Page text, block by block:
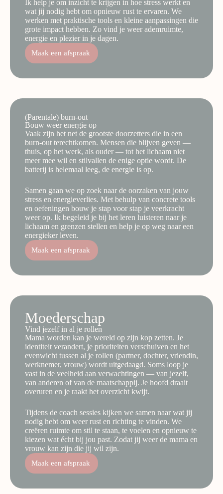
Ik help je om inzicht te krijgen in hoe stress werkt en
wat jij nodig hebt om opnieuw rust te ervaren. We
werken met praktische tools en kleine aanpassingen die
grote impact hebben. Zo vind je weer ademruimte,
energie en plezier in je dagen.
Maak een afspraak
(Parentale) burn-out​
Bouw weer energie op​
Vaak zijn het net de grootste doorzetters die in een
burn-out terechtkomen. Mensen die blijven geven —
thuis, op het werk, als ouder — tot het lichaam niet
meer mee wil en stilvallen de enige optie wordt. De
batterij is helemaal leeg, de energie is op.
Samen gaan we op zoek naar de oorzaken van jouw
stress en energieverlies. Met behulp van concrete tools
en oefeningen bouw je stap voor stap je veerkracht
weer op. Ik begeleid je bij het leren luisteren naar je
lichaam en grenzen stellen en help je op weg naar een
energieker leven.
Maak een afspraak
Moederschap
Vind jezelf in al je rollen
Mama worden kan je wereld op zijn kop zetten. Je
identiteit verandert, je prioriteiten verschuiven en het
evenwicht tussen al je rollen (partner, dochter, vriendin,
werknemer, vrouw) wordt uitgedaagd. Soms loop je
vast in de veelheid aan verwachtingen — van jezelf,
van anderen of van de maatschappij. Je hoofd draait
overuren en je raakt het overzicht kwijt.
Tijdens de coach sessies kijken we samen naar wat jij
nodig hebt om weer rust en richting te vinden. We
creëren ruimte om stil te staan, te voelen en opnieuw te
kiezen wat écht bij jou past. Zodat jij weer de mama en
vrouw kan zijn die jij wil zijn.
Maak een afspraak